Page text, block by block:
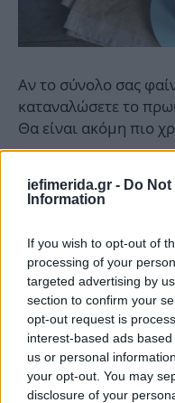
iefimerida.gr - Do
Information
If you wish to opt-out of
processing of your
targeted advertising by
section to confirm your
opt-out request is
interest-based ads
us or personal
your opt-out. You may
disclosure of your
Αν το σύνολο σας
καταναλώσετε το
Θα είναι ακόμη πιο